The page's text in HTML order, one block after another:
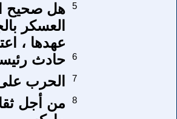
هل صحيح
العسكر
عهدها ،
5
حادث 6
الحرب 7
من أجل
8